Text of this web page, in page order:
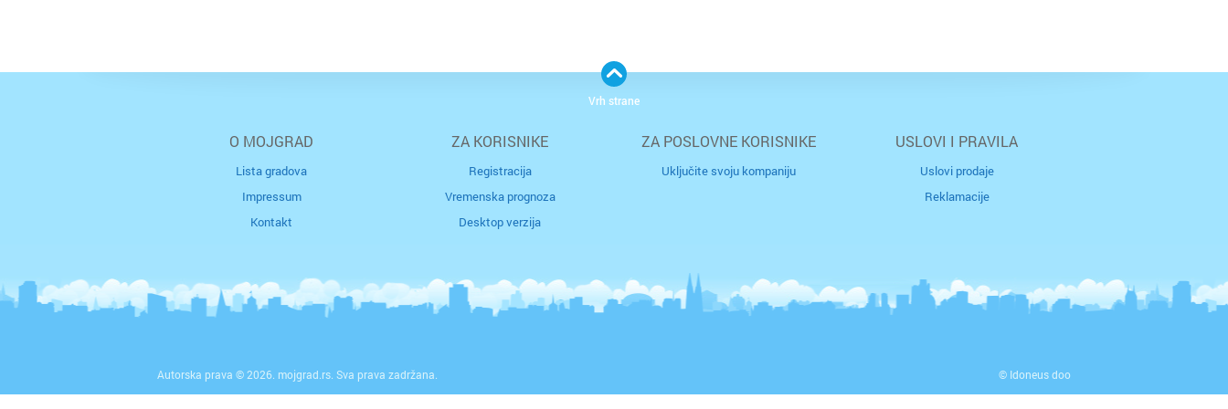
O MOJGRAD
Lista gradova
Impressum
Kontakt
ZA KORISNIKE
Registracija
Vremenska prognoza
Desktop verzija
ZA POSLOVNE KORISNIKE
Uključite svoju kompaniju
USLOVI I PRAVILA
Uslovi prodaje
Reklamacije
Autorska prava © 2026. mojgrad.rs. Sva prava zadržana. © Idoneus doo
Vrh strane